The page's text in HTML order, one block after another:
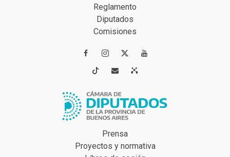
Reglamento
Diputados
Comisiones
 
 
Prensa
Proyectos y normativa